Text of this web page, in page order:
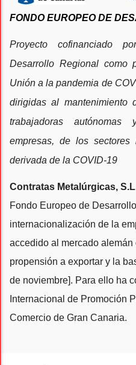
FONDO EUROPEO DE
Proyecto cofinanciado
Desarrollo Regional como
Unión a la pandemia de
dirigidas al mantenimiento
trabajadoras
empresas, de los
derivada de la COVID-19
Contratas Metalúrgicas,
Fondo Europeo de
internacionalización de la
accedido al mercado
propensión a exportar y la
de noviembre]. Para ello ha
Internacional de Promoción
Comercio de Gran Canaria.